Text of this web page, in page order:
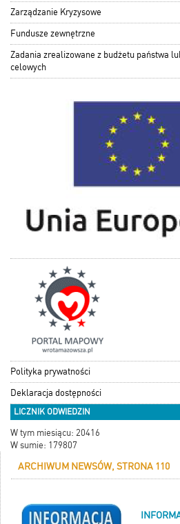
Zarządzanie Kryzysowe
Fundusze zewnętrzne
Zadania zrealizowane z budżetu państwa
celowych
Polityka prywatności
Deklaracja dostępności
LICZNIK ODWIEDZIN
W tym miesiącu: 20416
W sumie: 179807
ARCHIWUM NEWSÓW, STRONA 110